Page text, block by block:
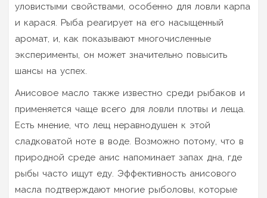
уловистыми свойствами, особенно для ловли карпа
и карася. Рыба реагирует на его насыщенный
аромат, и, как показывают многочисленные
эксперименты, он может значительно повысить
шансы на успех.
Анисовое масло также известно среди рыбаков и
применяется чаще всего для ловли плотвы и леща.
Есть мнение, что лещ неравнодушен к этой
сладковатой ноте в воде. Возможно потому, что в
природной среде анис напоминает запах дна, где
рыбы часто ищут еду. Эффективность анисового
масла подтверждают многие рыболовы, которые